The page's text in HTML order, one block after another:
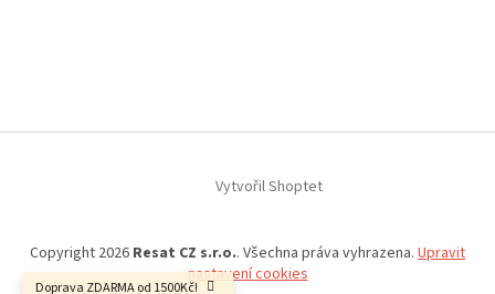
Doprava ZDARMA od 1500Kč!
Vytvořil Shoptet
Copyright 2026 Resat CZ s.r.o.. Všechna práva vyhrazena. Upravit
nastavení cookies